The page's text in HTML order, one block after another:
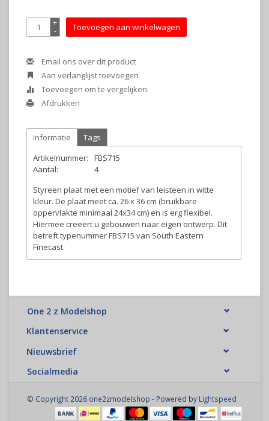
+
- Toevoegen aan winkelwagen
Email ons over dit product
Aan verlanglijst toevoegen
Toevoegen om te vergelijken
Afdrukken
Informatie
Tags
Artikelnummer:
FBS715
Aantal:
4
Styreen plaat met een motief van leisteen in witte
kleur. De plaat meet ca. 26 x 36 cm (bruikbare
oppervlakte minimaal 24x34 cm) en is erg flexibel.
Hiermee creëert u gebouwen naar eigen ontwerp. Dit
betreft typenummer FBS715 van South Eastern
Finecast.
One 2 z Modelshop
Klantenservice
Nieuwsbrief
Socialmedia
© Copyright 2026 one2zmodelshop - Powered by Lightspeed